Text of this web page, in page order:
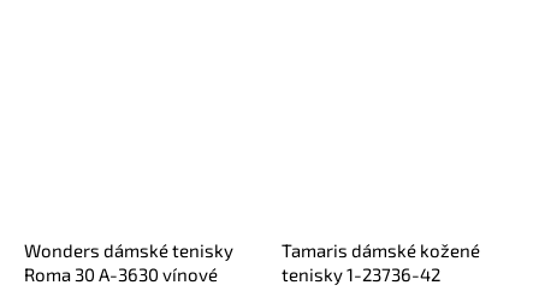
Wonders dámské tenisky
Roma 30 A-3630 vínové
Tamaris dámské kožené
tenisky 1-23736-42